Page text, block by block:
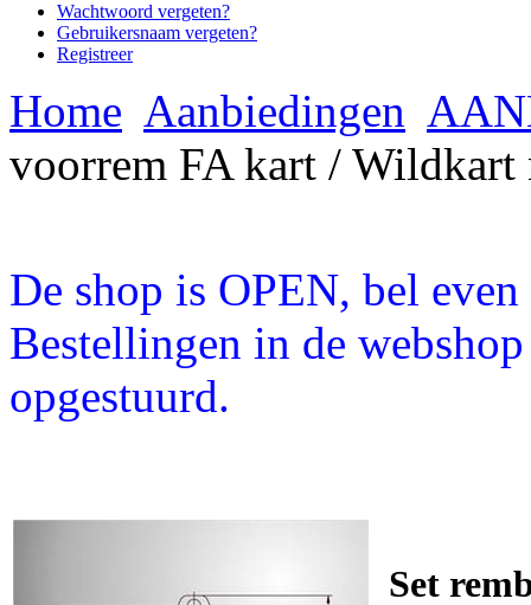
Wachtwoord vergeten?
Gebruikersnaam vergeten?
Registreer
Home Aanbiedingen
voorrem FA kart / Wildkart
De shop is OPEN, bel
Bestellingen in de
opgestuurd.
Set